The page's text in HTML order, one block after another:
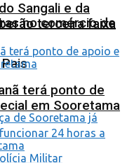
no comércio de
Sangali e da
terceira faixa
terá ponto de
em Sooretama